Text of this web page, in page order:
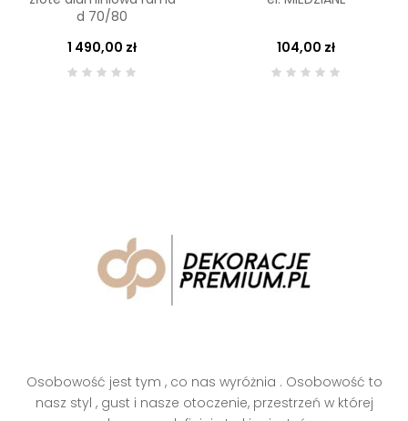
d 70/80
1 490,00 zł
104,00 zł
Osobowość jest tym , co nas wyróżnia . Osobowość to
nasz styl , gust i nasze otoczenie, przestrzeń w której